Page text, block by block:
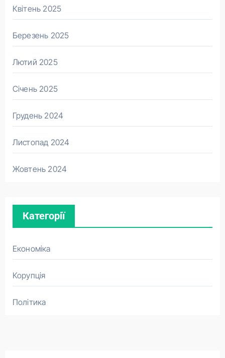
Квітень 2025
Березень 2025
Лютий 2025
Січень 2025
Грудень 2024
Листопад 2024
Жовтень 2024
Категорії
Економіка
Корупція
Політика